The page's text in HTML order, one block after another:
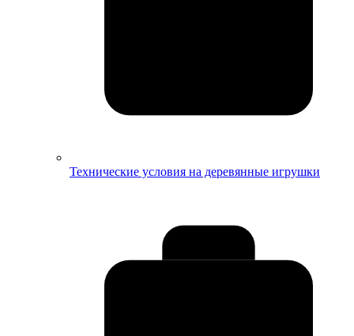
Технические условия на деревянные игрушки